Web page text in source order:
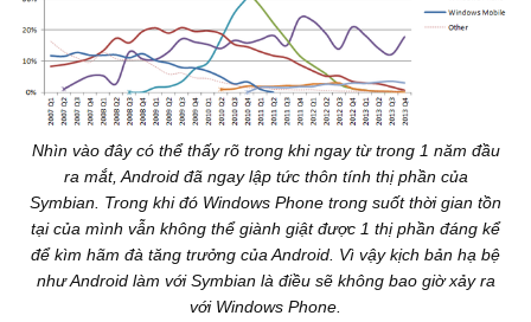
Nhìn vào đây có thể thấy rõ trong khi ngay từ trong 1 năm đầu
ra mắt, Android đã ngay lập tức thôn tính thị phần của
Symbian. Trong khi đó Windows Phone trong suốt thời gian tồn
tại của mình vẫn không thể giành giật được 1 thị phần đáng kể
để kìm hãm đà tăng trưởng của Android. Vì vậy kịch bản hạ bệ
như Android làm với Symbian là điều sẽ không bao giờ xảy ra
với Windows Phone.